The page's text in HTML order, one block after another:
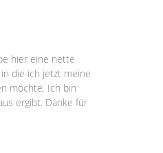
hier eine nette
die ich jetzt meine
möchte. Ich bin
ergibt. Danke für